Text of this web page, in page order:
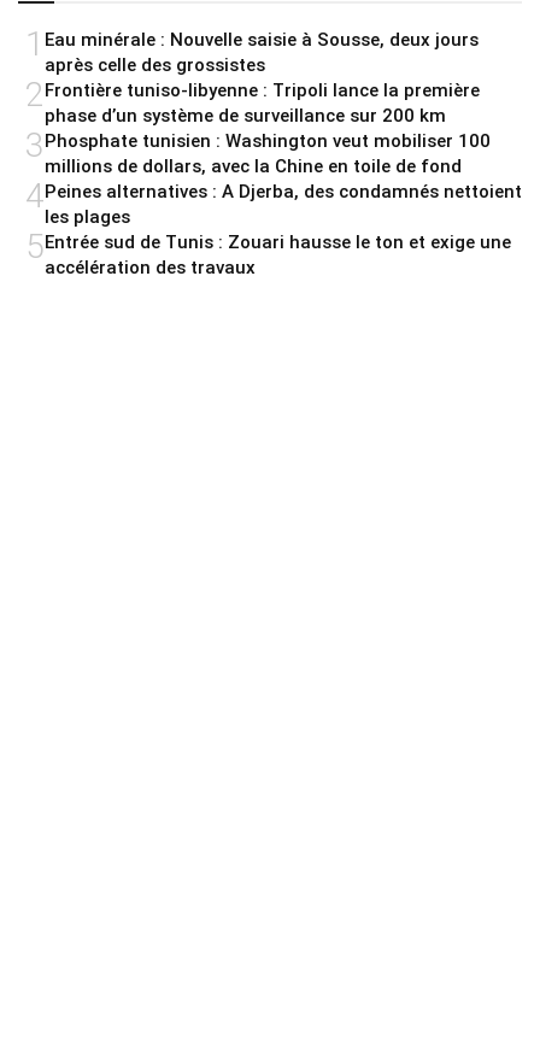
1 Eau minérale : Nouvelle saisie à Sousse, deux jours
après celle des grossistes
2Frontière tuniso-libyenne : Tripoli lance la première
phase d’un système de surveillance sur 200 km
3Phosphate tunisien : Washington veut mobiliser 100
millions de dollars, avec la Chine en toile de fond
4Peines alternatives : A Djerba, des condamnés nettoient
les plages
5Entrée sud de Tunis : Zouari hausse le ton et exige une
accélération des travaux